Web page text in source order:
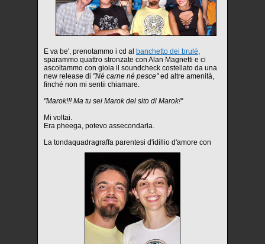
E va be', prenotammo i cd al banchetto dei brulé,
sparammo quattro stronzate con Alan Magnetti e ci
ascoltammo con gioia il soundcheck costellato da una
new release di "Né carne né pesce"ed altre amenità,
finché non mi sentii chiamare.
"Marok!!! Ma tu sei Marok del sito di Marok!"
Mi voltai.
Era pheega, potevo assecondarla.
La tondaquadragraffa parentesi d'idillio d'amore con